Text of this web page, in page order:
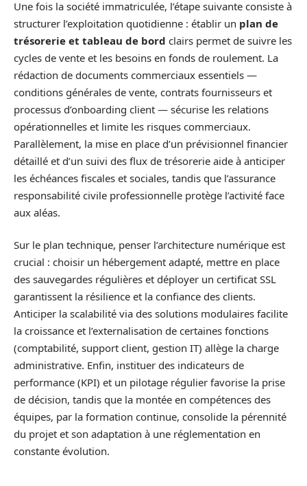
Une fois la société immatriculée, l’étape suivante consiste à
structurer l’exploitation quotidienne : établir un plan de
trésorerie et tableau de bord clairs permet de suivre les
cycles de vente et les besoins en fonds de roulement. La
rédaction de documents commerciaux essentiels —
conditions générales de vente, contrats fournisseurs et
processus d’onboarding client — sécurise les relations
opérationnelles et limite les risques commerciaux.
Parallèlement, la mise en place d’un prévisionnel financier
détaillé et d’un suivi des flux de trésorerie aide à anticiper
les échéances fiscales et sociales, tandis que l’assurance
responsabilité civile professionnelle protège l’activité face
aux aléas.
Sur le plan technique, penser l’architecture numérique est
crucial : choisir un hébergement adapté, mettre en place
des sauvegardes régulières et déployer un certificat SSL
garantissent la résilience et la confiance des clients.
Anticiper la scalabilité via des solutions modulaires facilite
la croissance et l’externalisation de certaines fonctions
(comptabilité, support client, gestion IT) allège la charge
administrative. Enfin, instituer des indicateurs de
performance (KPI) et un pilotage régulier favorise la prise
de décision, tandis que la montée en compétences des
équipes, par la formation continue, consolide la pérennité
du projet et son adaptation à une réglementation en
constante évolution.